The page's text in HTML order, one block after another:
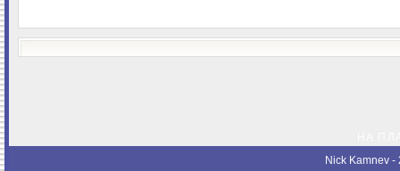
Nick Kamnev -